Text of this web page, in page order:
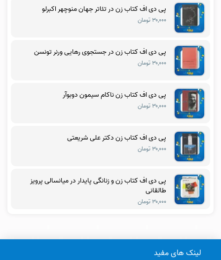
پی دی اف کتاب زن در تئاتر جهان منوچهر اکبرلو
۳۰,۰۰۰ تومان
پی دی اف کتاب زن در جستجوی رهایی ورنر تونسن
۳۰,۰۰۰ تومان
پی دی اف کتاب زن ناکام سیمون دوبوآر
۳۰,۰۰۰ تومان
پی دی اف کتاب زن دکتر علی شریعتی
۳۰,۰۰۰ تومان
پی دی اف کتاب زن و زنانگی پایدار در میانسالی پرویز
طالقانی
۳۰,۰۰۰ تومان
لینک های مفید